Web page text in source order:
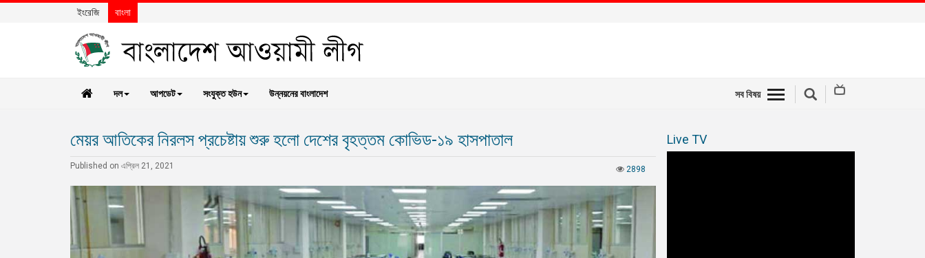
ইংরেজি বাংলা
দল আপডেট সংযুক্ত হউন উন্নয়নের বাংলাদেশ সব বিষয়
মেয়র আতিকের নিরলস প্রচেষ্টায় শুরু হলো দেশের বৃহত্তম কোভিড-১৯ হাসপাতাল
2898
Published on এপ্রিল 21, 2021
Live TV